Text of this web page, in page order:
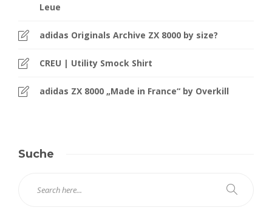
Leue
adidas Originals Archive ZX 8000 by size?
CREU | Utility Smock Shirt
adidas ZX 8000 „Made in France“ by Overkill
Suche